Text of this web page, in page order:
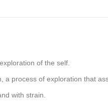
of the self.
process of exploration that
with strain.